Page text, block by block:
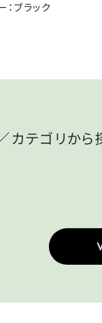
：ブラック
カテゴリから